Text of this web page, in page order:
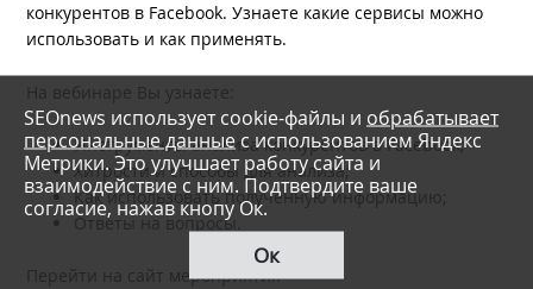
конкурентов в Facebook. Узнаете какие сервисы можно
использовать и как применять.
На вебинаре Вы узнаете:
Инструменты анализа конкурентов в Facebook;
Хитрости и способы для анализа;
Как использовать полученную информацию;
Ответы на вопросы.
Перейти на сайт мероприятия
SEOnews использует cookie-файлы и обрабатывает
персональные данныес использованием Яндекс
Метрики. Это улучшает работу сайта и
взаимодействие с ним. Подтвердите ваше
согласие, нажав кнопу Ок.
Ок